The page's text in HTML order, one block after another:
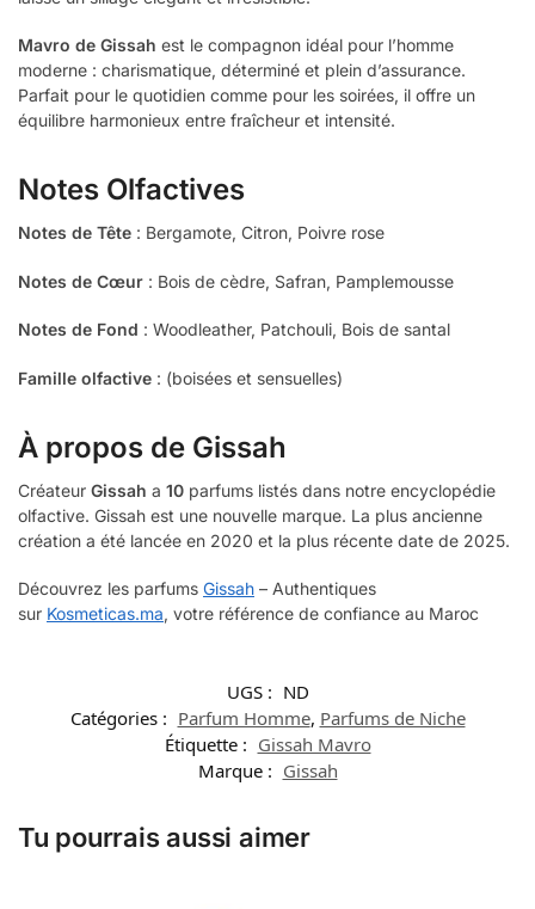
Mavro de Gissah est le compagnon idéal pour l’homme
moderne : charismatique, déterminé et plein d’assurance.
Parfait pour le quotidien comme pour les soirées, il offre un
équilibre harmonieux entre fraîcheur et intensité.
Notes Olfactives
Notes de Tête : Bergamote, Citron, Poivre rose
Notes de Cœur : Bois de cèdre, Safran, Pamplemousse
Notes de Fond : Woodleather, Patchouli, Bois de santal
Famille olfactive : (boisées et sensuelles)
À propos de Gissah
Créateur Gissah a 10 parfums listés dans notre encyclopédie
olfactive. Gissah est une nouvelle marque. La plus ancienne
création a été lancée en 2020 et la plus récente date de 2025.
Découvrez les parfums Gissah – Authentiques
sur Kosmeticas.ma, votre référence de confiance au Maroc
UGS : ND
Catégories : Parfum Homme, Parfums de Niche
Étiquette : Gissah Mavro
Marque : Gissah
Tu pourrais aussi aimer